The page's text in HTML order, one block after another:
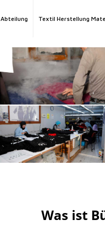
Abteilung Textil Herstellung
Was ist